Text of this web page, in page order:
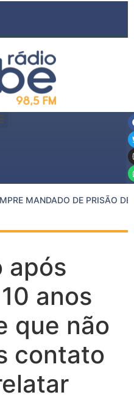
MANDADO DE PRISÃO DE
após
anos
que não
contato